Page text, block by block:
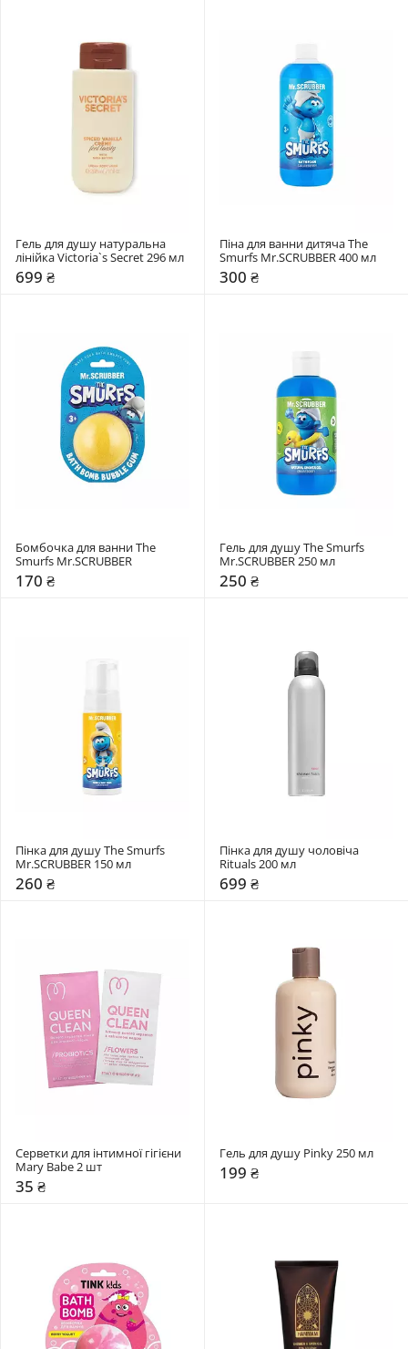
Гель для душу натуральна
лінійка Victoria`s Secret 296 мл
699 ₴
Піна для ванни дитяча The
Smurfs Mr.SCRUBBER 400 мл
300 ₴
Бомбочка для ванни The
Smurfs Mr.SCRUBBER
170 ₴
Гель для душу The Smurfs
Mr.SCRUBBER 250 мл
250 ₴
Пінка для душу The Smurfs
Mr.SCRUBBER 150 мл
260 ₴
Пінка для душу чоловіча
Rituals 200 мл
699 ₴
Серветки для інтимної гігієни
Mary Babe 2 шт
35 ₴
Гель для душу Pinky 250 мл
199 ₴